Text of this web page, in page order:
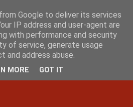
Google to deliver its services
IP address and user-agent are
with performance and security
of service, generate usage
address abuse.
MORE GOT IT